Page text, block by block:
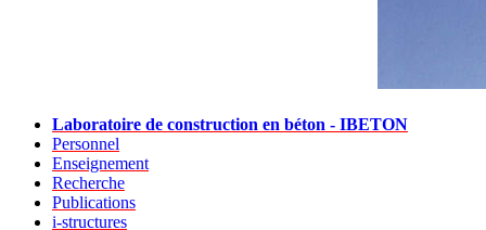
Laboratoire de construction en béton - IBETON
Personnel
Enseignement
Recherche
Publications
i-structures